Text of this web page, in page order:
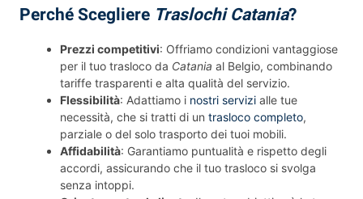
Perché Scegliere Traslochi Catania?
Prezzi competitivi: Offriamo condizioni vantaggiose
per il tuo trasloco da Catania al Belgio, combinando
tariffe trasparenti e alta qualità del servizio.
Flessibilità: Adattiamo i nostri servizi alle tue
necessità, che si tratti di un trasloco completo,
parziale o del solo trasporto dei tuoi mobili.
Affidabilità: Garantiamo puntualità e rispetto degli
accordi, assicurando che il tuo trasloco si svolga
senza intoppi.